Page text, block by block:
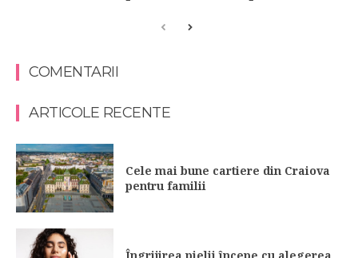
COMENTARII
ARTICOLE RECENTE
Cele mai bune cartiere din Craiova
pentru familii